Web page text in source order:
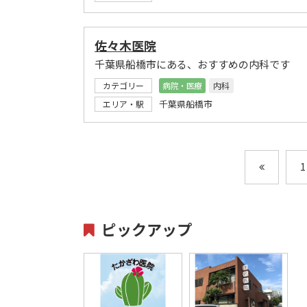
佐々木医院
千葉県船橋市にある、おすすめの内科です
カテゴリー 病院・医療
内科
エリア・駅
千葉県船橋市
1
ピックアップ